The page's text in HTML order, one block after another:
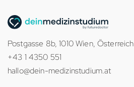
Postgasse 8b, 1010 Wien, Österreich
+43 1 4350 551
hallo@dein-medizinstudium.at